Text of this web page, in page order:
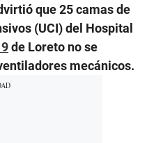
que 25 camas de
(UCI) del Hospital
de Loreto no se
mecánicos.